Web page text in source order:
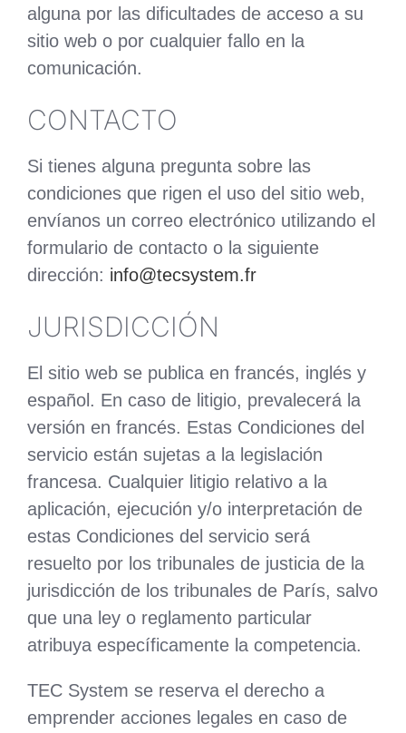
alguna por las dificultades de acceso a su
sitio web o por cualquier fallo en la
comunicación.
CONTACTO
Si tienes alguna pregunta sobre las
condiciones que rigen el uso del sitio web,
envíanos un correo electrónico utilizando el
formulario de contacto o la siguiente
dirección: info@tecsystem.fr
JURISDICCIÓN
El sitio web se publica en francés, inglés y
español. En caso de litigio, prevalecerá la
versión en francés. Estas Condiciones del
servicio están sujetas a la legislación
francesa. Cualquier litigio relativo a la
aplicación, ejecución y/o interpretación de
estas Condiciones del servicio será
resuelto por los tribunales de justicia de la
jurisdicción de los tribunales de París, salvo
que una ley o reglamento particular
atribuya específicamente la competencia.
TEC System se reserva el derecho a
emprender acciones legales en caso de